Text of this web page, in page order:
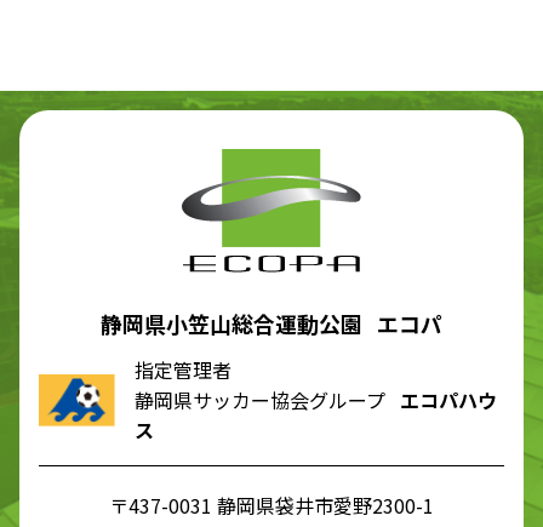
静岡県小笠山総合運動公園 エコパ
指定管理者
静岡県サッカー協会グループ エコパハウ
ス
〒437-0031 静岡県袋井市愛野2300-1